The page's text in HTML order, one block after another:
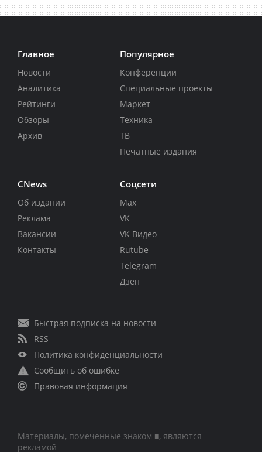
Главное
Новости
Аналитика
Рейтинги
Обзоры
Архив
Популярное
Конференции
Специальные проекты
Маркет
Техника
ТВ
Печатные издания
CNews
Об издании
Реклама
Вакансии
Контакты
Соцсети
Max
VK
VK Видео
Rutube
Telegram
Дзен
Быстрая подписка на новости
RSS
Политика конфиденциальности
Сообщить об ошибке
Правовая информация
Материалы, помеченные знаком ■, являются
рекламой